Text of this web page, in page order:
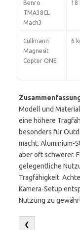
Benro
TMA38CL
Mach3
18
Cullmann
Magnesit
Copter ONE
6
Modell und
eine höhere
besonders für
macht. Aluminium-
aber oft schwerer.
gelegentliche
Tragfähigkeit.
Kamera-Setup
Nutzung zu
❮